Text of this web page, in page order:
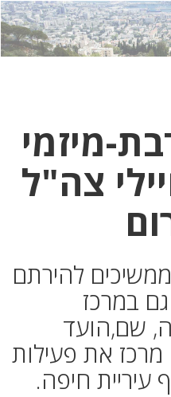
לחץ
כאן
לחץ
כדי
מיזמי
צה"ל
להירתם
במרכז
שם,הועד
מרכז את פעילות
חיפה.